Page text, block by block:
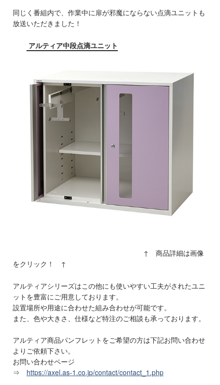
同じく番組内で、作業中に扉が邪魔にならない点滴ユニットも
放送いただきました！
アルティア中段点滴ユニット
↑ 商品詳細は画像
をクリック！ ↑
アルティアシリーズはこの他にも使いやすい工夫がされたユニ
ットを豊富にご用意しております。
設置場所や用途に合わせた組み合わせが可能です。
また、色や大きさ、仕様など特注のご相談も承っております。
アルティア商品パンフレットをご希望の方は下記お問い合わせ
よりご依頼下さい。
お問い合わせページ
⇒ https://axel.as-1.co.jp/contact/contact_1.php